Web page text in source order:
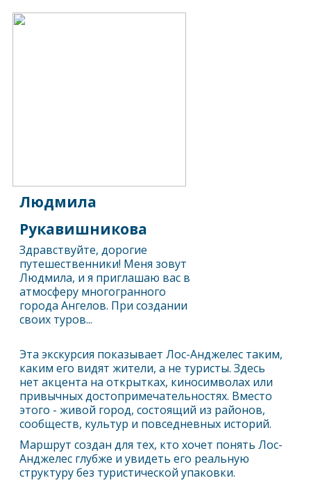
Эта экскурсия показываетЛос-Анджелес таким,
каким его видят жители, а не туристы. Здесь
нет акцента на открытках, киносимволах или
привычных достопримечательностях. Вместо
этого - живой город, состоящий из районов,
сообществ, культур и повседневных историй.
Маршрут создан для тех, кто хочет понятьЛос-
Анджелес глубже и увидеть его реальную
структуру без туристической упаковки.
Людмила
Рукавишникова
Здравствуйте, дорогие
путешественники! Меня зовут
Людмила, и я приглашаю вас в
атмосферу многогранного
города Ангелов. При создании
своих туров...